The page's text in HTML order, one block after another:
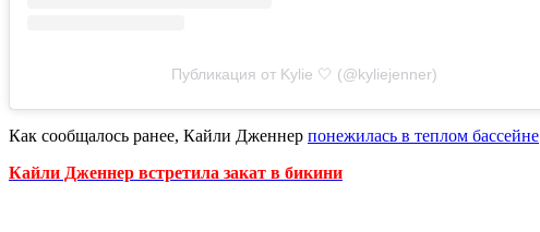
Публикация от Kylie 🤍 (@kyliejenner)
Как сообщалось ранее, Кайли Дженнер понежилась в теплом бассейне
Кайли Дженнер встретила закат в бикини